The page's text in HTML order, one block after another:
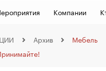
Компании
Архив
Мебель